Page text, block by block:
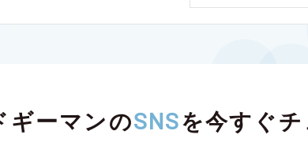
ギーマンのSNSを今すぐチ